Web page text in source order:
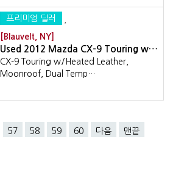
프리미엄 딜러
[Blauvelt, NY]
Used 2012 Mazda CX-9 Touring w…
CX-9 Touring w/Heated Leather,
Moonroof, Dual Temp…
57 58 59 60 다음 맨끝